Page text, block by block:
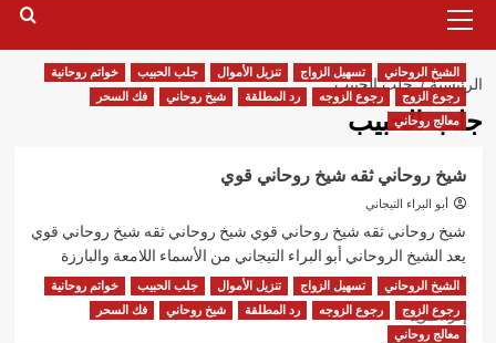
الرئيسية
الرئيسية جلب الحبيب
جلب الحبيب
الشيخ الروحاني تسهيل الزواج تنزيل الأموال جلب الحبيب
خواتم روحانية
رجوع الزوج
رجوع الزوجه رد المطلقة شيخ روحاني
فك السحر
معالج روحاني
شيخ روحاني ثقه شيخ روحاني قوي
أبو البراء التيجاني
شيخ روحاني ثقه شيخ روحاني قوي شيخ روحاني ثقه شيخ روحاني قوي
يعد الشيخ الروحاني أبو البراء التيجاني من الأسماء اللامعة والبارزة
في...
إقرأ المزيداقرأ
المزيد
الشيخ الروحاني تسهيل الزواج تنزيل الأموال جلب الحبيب
خواتم روحانية
رجوع الزوج
رجوع الزوجه رد المطلقة شيخ روحاني
فك السحر
معالج روحاني